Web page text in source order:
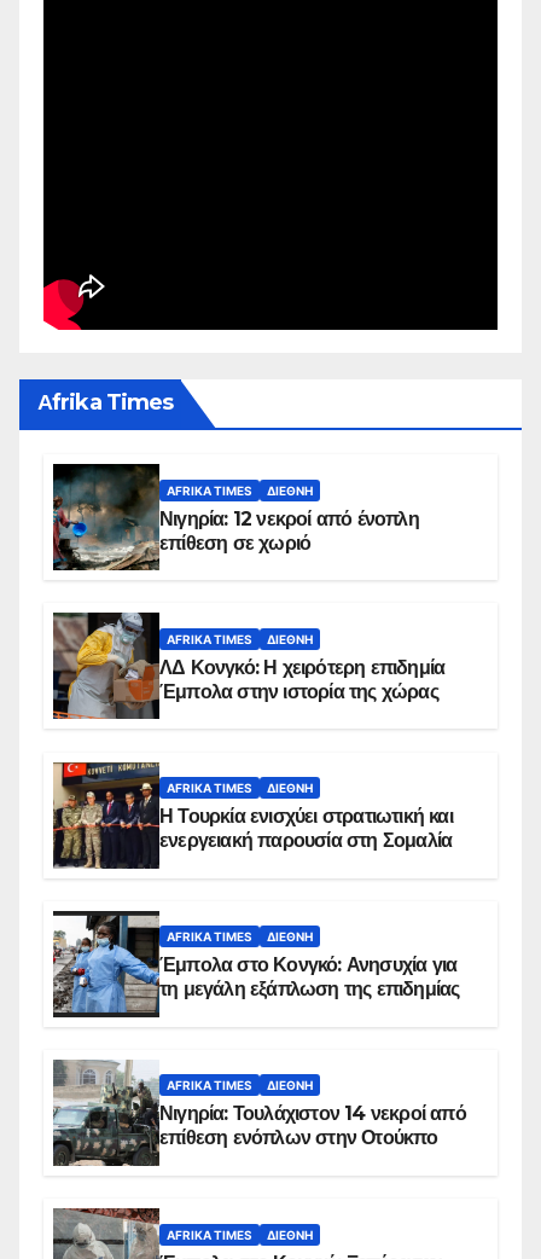
Αfrika Times
AFRIKA TIMES ΔΙΕΘΝΉ
Νιγηρία: 12 νεκροί από ένοπλη
επίθεση σε χωριό
AFRIKA TIMES ΔΙΕΘΝΉ
ΛΔ Κονγκό: Η χειρότερη επιδημία
Έμπολα στην ιστορία της χώρας
AFRIKA TIMES ΔΙΕΘΝΉ
Η Τουρκία ενισχύει στρατιωτική και
ενεργειακή παρουσία στη Σομαλία
AFRIKA TIMES ΔΙΕΘΝΉ
Έμπολα στο Κονγκό: Ανησυχία για
τη μεγάλη εξάπλωση της επιδημίας
AFRIKA TIMES ΔΙΕΘΝΉ
Νιγηρία: Τουλάχιστον 14 νεκροί από
επίθεση ενόπλων στην Οτούκπο
AFRIKA TIMES ΔΙΕΘΝΉ